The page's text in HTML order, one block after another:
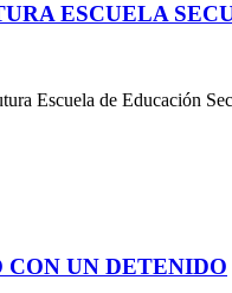
ESCUELA
Escuela de Educación
UN DETENIDO